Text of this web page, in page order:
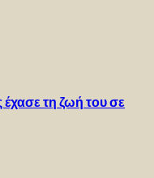
τη ζωή του σε